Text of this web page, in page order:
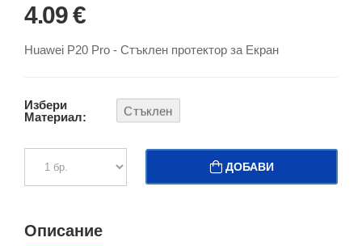
4.09 €
Huawei P20 Pro - Стъклен протектор за Екран
Избери
Материал:
Стъклен
ДОБАВИ
Описание